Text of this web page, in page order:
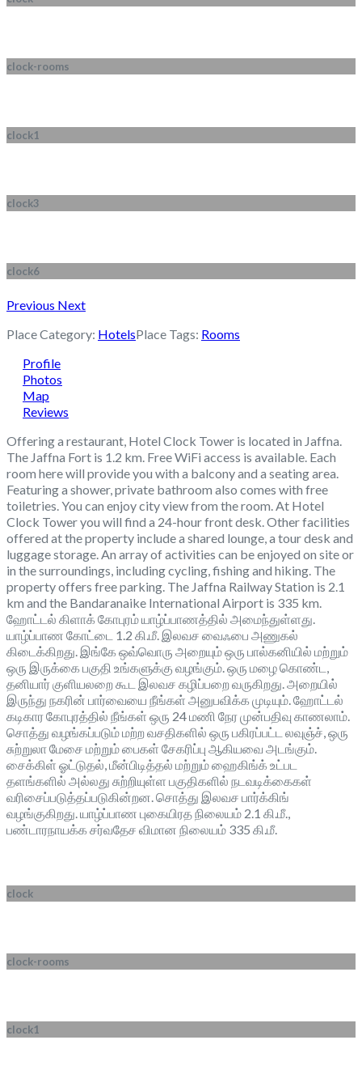
clock-rooms
clock1
clock3
clock6
Previous Next
Place Category: HotelsPlace Tags: Rooms
Profile
Photos
Map
Reviews
Offering a restaurant, Hotel Clock Tower is located in Jaffna.
The Jaffna Fort is 1.2 km. Free WiFi access is available. Each
room here will provide you with a balcony and a seating area.
Featuring a shower, private bathroom also comes with free
toiletries. You can enjoy city view from the room. At Hotel
Clock Tower you will find a 24-hour front desk. Other facilities
offered at the property include a shared lounge, a tour desk and
luggage storage. An array of activities can be enjoyed on site or
in the surroundings, including cycling, fishing and hiking. The
property offers free parking. The Jaffna Railway Station is 2.1
km and the Bandaranaike International Airport is 335 km.
ஹோட்டல் கிளாக் கோபுரம் யாழ்ப்பாணத்தில் அமைந்துள்ளது.
யாழ்ப்பாண கோட்டை 1.2 கி.மீ. இலவச வைஃபை அணுகல்
கிடைக்கிறது. இங்கே ஒவ்வொரு அறையும் ஒரு பால்கனியில் மற்றும்
ஒரு இருக்கை பகுதி உங்களுக்கு வழங்கும். ஒரு மழை கொண்ட,
தனியார் குளியலறை கூட இலவச கழிப்பறை வருகிறது. அறையில்
இருந்து நகரின் பார்வையை நீங்கள் அனுபவிக்க முடியும். ஹோட்டல்
கடிகார கோபுரத்தில் நீங்கள் ஒரு 24 மணி நேர முன்பதிவு காணலாம்.
சொத்து வழங்கப்படும் மற்ற வசதிகளில் ஒரு பகிரப்பட்ட லவுஞ்ச், ஒரு
சுற்றுலா மேசை மற்றும் பைகள் சேகரிப்பு ஆகியவை அடங்கும்.
சைக்கிள் ஓட்டுதல், மீன்பிடித்தல் மற்றும் ஹைகிங்க் உட்பட
தளங்களில் அல்லது சுற்றியுள்ள பகுதிகளில் நடவடிக்கைகள்
வரிசைப்படுத்தப்படுகின்றன. சொத்து இலவச பார்க்கிங்
வழங்குகிறது. யாழ்ப்பாண புகையிரத நிலையம் 2.1 கி.மீ.,
பண்டாரநாயக்க சர்வதேச விமான நிலையம் 335 கி.மீ.
clock
clock-rooms
clock1